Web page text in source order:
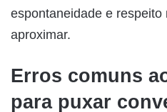
espontaneidade e
aproximar.
Erros comuns
para puxar